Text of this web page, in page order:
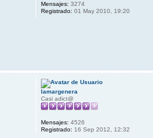
Mensajes: 3274
Registrado: 01 May 2010, 19:20
lamargenera
Casi adict@
Mensajes: 4526
Registrado: 16 Sep 2012, 12:32